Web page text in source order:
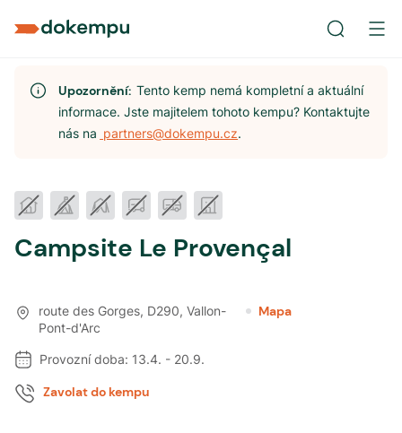
Upozornění:Tento kemp nemá kompletní a aktuální
informace. Jste majitelem tohoto kempu? Kontaktujte
nás na partners@dokempu.cz.
Campsite Le Provençal
route des Gorges, D290,Vallon-
Pont-d'Arc
Mapa
Provozní doba: 13.4. - 20.9.
Zavolat do kempu